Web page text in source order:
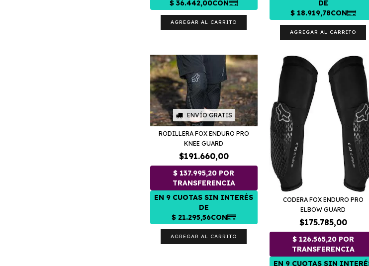
AGREGAR AL CARRITO
AGREGAR AL CARRITO
ENVÍO GRATIS
RODILLERA FOX ENDURO PRO
KNEE GUARD
$191.660,00
AGREGAR AL CARRITO
CODERA FOX ENDURO PRO
ELBOW GUARD
$175.785,00